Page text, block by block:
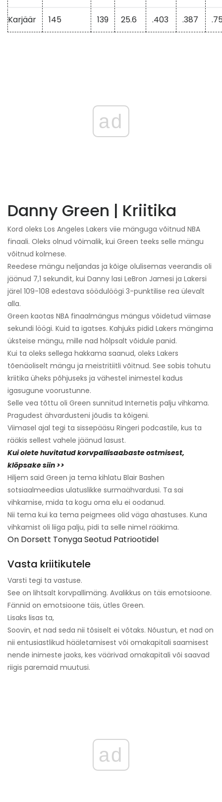
Karjäär 145 139 25.6 .403 .387
ad
Danny Green | Kriitika
Kord oleks Los Angeles Lakers viie mänguga võitnud NBA
finaali. Oleks olnud võimalik, kui Green teeks selle mängu
võitnud kolmese.
Reedese mängu neljandas ja kõige olulisemas veerandis oli
jäänud 7,1 sekundit, kui Danny lasi LeBron Jamesi ja Lakersi
järel 109-108 edestava söödulöögi 3-punktilise rea ülevalt
alla.
Green kaotas NBA finaalmängus mängus võidetud viimase
sekundi löögi. Kuid ta igatses. Kahjuks pidid Lakers mängima
üksteise mängu, mille nad hõlpsalt võidule panid.
Kui ta oleks sellega hakkama saanud, oleks Lakers
tõenäoliselt mängu ja meistritiitli võitnud. See sobis tohutu
kriitika üheks põhjuseks ja vähestel inimestel kadus
igasugune voorustunne.
Selle vea tõttu oli Green sunnitud Internetis palju vihkama.
Pragudest ähvardusteni jõudis ta kõigeni.
Viimasel ajal tegi ta sissepääsu Ringeri podcastile, kus ta
rääkis sellest vahele jäänud lasust.
Kui olete huvitatud korvpallisaabaste ostmisest,
klõpsake siin >>
Hiljem said Green ja tema kihlatu Blair Bashen
sotsiaalmeedias ulatuslikke surmaähvardusi. Ta sai
vihkamise, mida ta kogu oma elu ei oodanud.
Nii tema kui ka tema peigmees olid väga ahastuses. Kuna
vihkamist oli liiga palju, pidi ta selle nimel rääkima.
On Dorsett Tonyga Seotud Patriootidel
Vasta kriitikutele
Varsti tegi ta vastuse.
See on lihtsalt korvpallimäng. Avalikkus on täis emotsioone.
Fännid on emotsioone täis, ütles Green.
Lisaks lisas ta,
Soovin, et nad seda nii tõsiselt ei võtaks. Nõustun, et nad on
nii entusiastlikud hääletamisest või omakapitali saamisest
nende inimeste jaoks, kes väärivad omakapitali või saavad
riigis paremaid muutusi.
ad